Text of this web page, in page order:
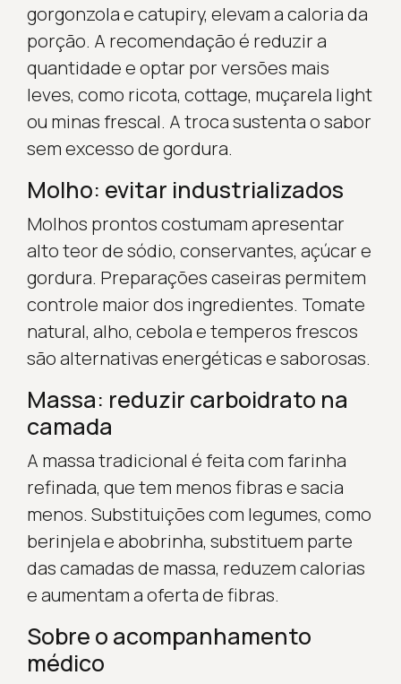
gorgonzola e catupiry, elevam a caloria da
porção. A recomendação é reduzir a
quantidade e optar por versões mais
leves, como ricota, cottage, muçarela light
ou minas frescal. A troca sustenta o sabor
sem excesso de gordura.
Molho: evitar industrializados
Molhos prontos costumam apresentar
alto teor de sódio, conservantes, açúcar e
gordura. Preparações caseiras permitem
controle maior dos ingredientes. Tomate
natural, alho, cebola e temperos frescos
são alternativas energéticas e saborosas.
Massa: reduzir carboidrato na
camada
A massa tradicional é feita com farinha
refinada, que tem menos fibras e sacia
menos. Substituições com legumes, como
berinjela e abobrinha, substituem parte
das camadas de massa, reduzem calorias
e aumentam a oferta de fibras.
Sobre o acompanhamento
médico